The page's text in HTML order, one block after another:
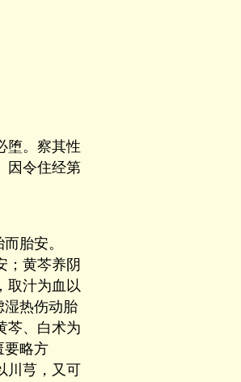
堕。察其性
因令住经第
胎安。
；黄芩养阴
取汁为血以
湿热伤动胎
芩、白术为
要略方
川芎，又可